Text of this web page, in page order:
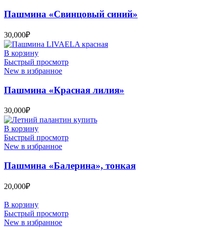
Пашмина «Свинцовый синий»
30,000₽
В корзину
Быстрый просмотр
New в избранное
Пашмина «Красная лилия»
30,000₽
В корзину
Быстрый просмотр
New в избранное
Пашмина «Балерина», тонкая
20,000₽
В корзину
Быстрый просмотр
New в избранное